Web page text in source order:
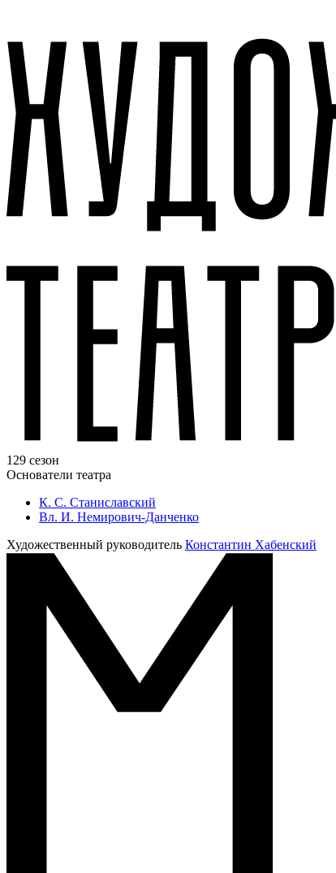
129 сезон
Основатели театра
К. С. Станиславский
Вл. И. Немирович-Данченко
Художественный руководитель Константин Хабенский